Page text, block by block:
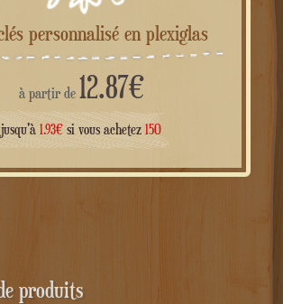
personnalisé en plexiglas
à partir de 12.87€
jusqu'à 1.93€ si vous achetez 150
produits